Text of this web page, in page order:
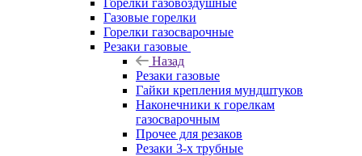
Горелки газовоздушные
Газовые горелки
Горелки газосварочные
Резаки газовые
Назад
Резаки газовые
Гайки крепления мундштуков
Наконечники к горелкам
газосварочным
Прочее для резаков
Резаки 3-х трубные